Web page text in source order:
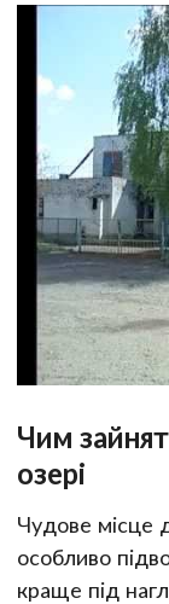
Чим
озері
Чудове місце
особливо
краще під